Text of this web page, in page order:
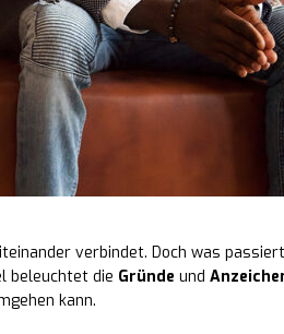
verbindet. Doch was
beleuchtet die Gründe und
kann.